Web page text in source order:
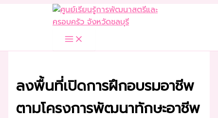
ลงพื้นที่เปิดการฝึกอบรมอาชีพ
ตามโครงการพัฒนาทักษะอาชีพ